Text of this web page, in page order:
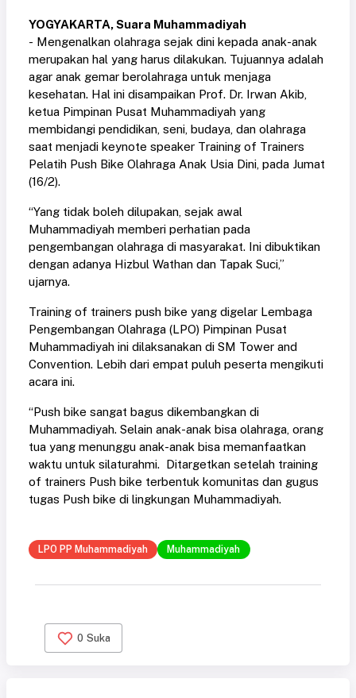
YOGYAKARTA, Suara Muhammadiyah
- Mengenalkan olahraga sejak dini kepada anak-anak
merupakan hal yang harus dilakukan. Tujuannya adalah
agar anak gemar berolahraga untuk menjaga
kesehatan. Hal ini disampaikan Prof. Dr. Irwan Akib,
ketua Pimpinan Pusat Muhammadiyah yang
membidangi pendidikan, seni, budaya, dan olahraga
saat menjadi keynote speaker Training of Trainers
Pelatih Push Bike Olahraga Anak Usia Dini, pada Jumat
(16/2).
“Yang tidak boleh dilupakan, sejak awal
Muhammadiyah memberi perhatian pada
pengembangan olahraga di masyarakat. Ini dibuktikan
dengan adanya Hizbul Wathan dan Tapak Suci,”
ujarnya.
Training of trainers push bike yang digelar Lembaga
Pengembangan Olahraga (LPO) Pimpinan Pusat
Muhammadiyah ini dilaksanakan di SM Tower and
Convention. Lebih dari empat puluh peserta mengikuti
acara ini.
“Push bike sangat bagus dikembangkan di
Muhammadiyah. Selain anak-anak bisa olahraga, orang
tua yang menunggu anak-anak bisa memanfaatkan
waktu untuk silaturahmi. Ditargetkan setelah training
of trainers Push bike terbentuk komunitas dan gugus
tugas Push bike di lingkungan Muhammadiyah.
LPO PP Muhammadiyah Muhammadiyah
0 Suka